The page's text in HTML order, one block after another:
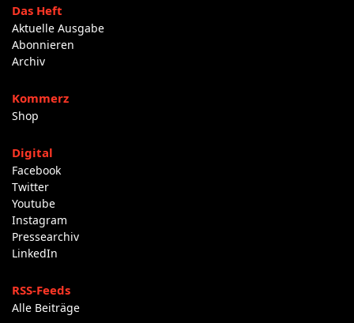
Das Heft
Aktuelle Ausgabe
Abonnieren
Archiv
Kommerz
Shop
Digital
Facebook
Twitter
Youtube
Instagram
Pressearchiv
LinkedIn
RSS-Feeds
Alle Beiträge